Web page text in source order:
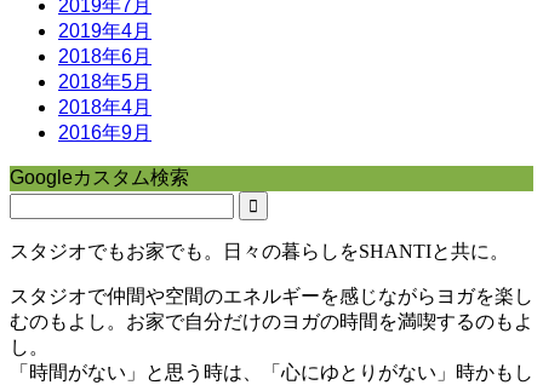
2019年7月
2019年4月
2018年6月
2018年5月
2018年4月
2016年9月
Googleカスタム検索
スタジオでもお家でも。日々の暮らしをSHANTIと共に。
スタジオで仲間や空間のエネルギーを感じながらヨガを楽し
むのもよし。お家で自分だけのヨガの時間を満喫するのもよ
し。
「時間がない」と思う時は、「心にゆとりがない」時かもし